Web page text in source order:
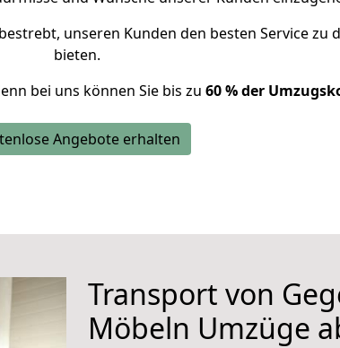
unseren Kunden den besten Service zu
bieten.
bei uns können Sie bis zu 60 % der
Angebote erhalten
Transport von
Möbeln Umzüge